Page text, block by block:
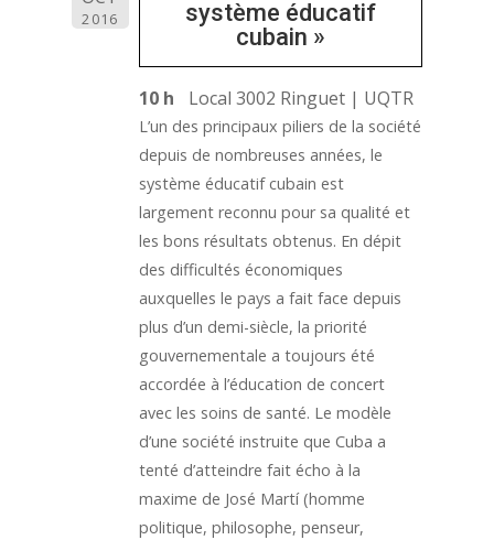
2016
système éducatif
cubain »
10 h Local 3002 Ringuet | UQTR
L’un des principaux piliers de la société
depuis de nombreuses années, le
système éducatif cubain est
largement reconnu pour sa qualité et
les bons résultats obtenus. En dépit
des difficultés économiques
auxquelles le pays a fait face depuis
plus d’un demi-siècle, la priorité
gouvernementale a toujours été
accordée à l’éducation de concert
avec les soins de santé. Le modèle
d’une société instruite que Cuba a
tenté d’atteindre fait écho à la
maxime de José Martí (homme
politique, philosophe, penseur,